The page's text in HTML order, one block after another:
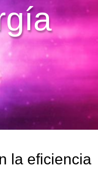
la eficiencia